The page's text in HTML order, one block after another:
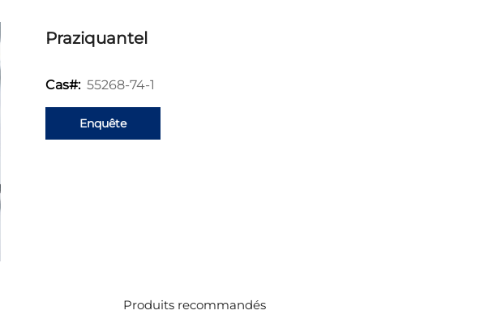
Praziquantel
Cas#: 55268-74-1
Enquête
Produits recommandés